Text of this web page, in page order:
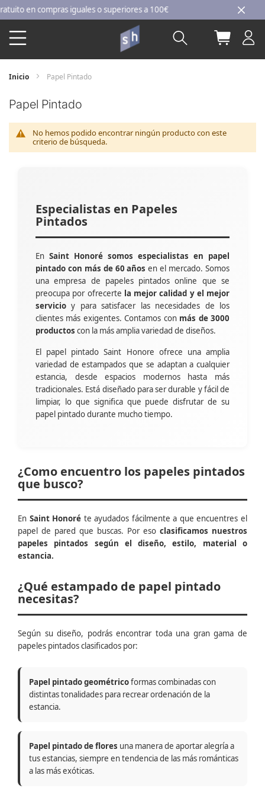
Ir
al
contenido
en compras iguales o superiores a 100€
Buscar Mi
Inicio Papel Pintado
Papel Pintado
No hemos podido encontrar ningún producto con este
criterio de búsqueda.
Especialistas en Papeles
Pintados
En Saint Honoré somos especialistas en papel
pintado con más de 60 años en el mercado. Somos
una empresa de papeles pintados online que se
preocupa por ofrecerte la mejor calidad y el mejor
servicio y para satisfacer las necesidades de los
clientes más exigentes. Contamos con más de 3000
productos con la más amplia variedad de diseños.
El papel pintado Saint Honore ofrece una amplia
variedad de estampados que se adaptan a cualquier
estancia, desde espacios modernos hasta más
tradicionales. Está diseñado para ser durable y fácil de
limpiar, lo que significa que puede disfrutar de su
papel pintado durante mucho tiempo.
¿Como encuentro los papeles pintados
que busco?
En Saint Honoré te ayudados fácilmente a que encuentres el
papel de pared que buscas. Por eso clasificamos nuestros
papeles pintados según el diseño, estilo, material o
estancia.
¿Qué estampado de papel pintado
necesitas?
Según su diseño, podrás encontrar toda una gran gama de
papeles pintados clasificados por:
Papel pintado geométricoformas combinadas con
distintas tonalidades para recrear ordenación de la
estancia.
Papel pintado de flores una manera de aportar alegría a
tus estancias, siempre en tendencia de las más románticas
a las más exóticas.